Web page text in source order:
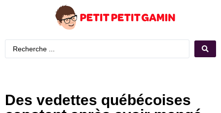
Des vedettes québécoises